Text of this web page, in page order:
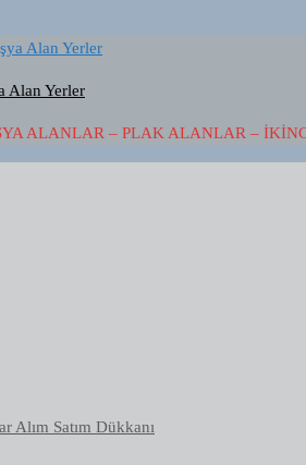
Alan Yerler
ALANLAR – PLAK ALANLAR –
Alım Satım Dükkanı